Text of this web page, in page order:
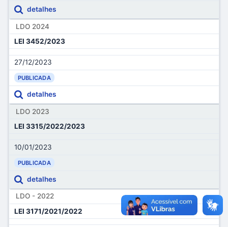
detalhes
LDO 2024
LEI 3452/2023
27/12/2023
PUBLICADA
detalhes
LDO 2023
LEI 3315/2022/2023
10/01/2023
PUBLICADA
detalhes
LDO - 2022
LEI 3171/2021/2022